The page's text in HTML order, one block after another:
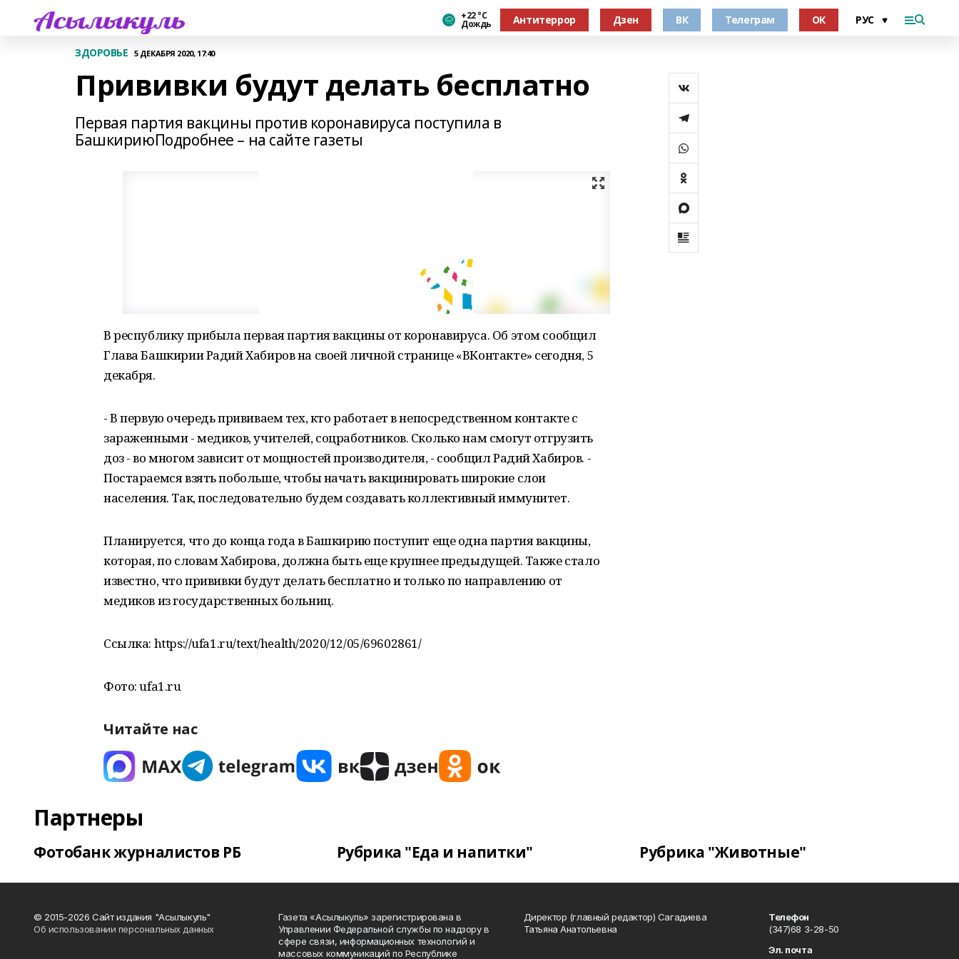
+22 °С
Дождь Антитеррор Дзен ВК Телеграм ОК
ЗДОРОВЬЕ 5 ДЕКАБРЯ 2020, 17:40
Прививки будут делать бесплатно
Первая партия вакцины против коронавируса поступила в
БашкириюПодробнее – на сайте газеты
В республику прибыла первая партия вакцины от коронавируса. Об этом сообщил
Глава Башкирии Радий Хабиров на своей личной странице «ВКонтакте» сегодня, 5
декабря.
- В первую очередь прививаем тех, кто работает в непосредственном контакте с
зараженными - медиков, учителей, соцработников. Сколько нам смогут отгрузить
доз - во многом зависит от мощностей производителя, - сообщил Радий Хабиров. -
Постараемся взять побольше, чтобы начать вакцинировать широкие слои
населения. Так, последовательно будем создавать коллективный иммунитет.
Планируется, что до конца года в Башкирию поступит еще одна партия вакцины,
которая, по словам Хабирова, должна быть еще крупнее предыдущей. Также стало
известно, что прививки будут делать бесплатно и только по направлению от
медиков из государственных больниц.
Ссылка: https://ufa1.ru/text/health/2020/12/05/69602861/
Фото: ufa1.ru
Читайте нас
Партнеры
Фотобанк журналистов РБ Рубрика "Еда и напитки" Рубрика "Животные"
© 2015-2026 Сайт издания "Асылыкуль"
Об использовании персональных данных
Газета «Асылыкуль» зарегистрирована в
Управлении Федеральной службы по надзору в
сфере связи, информационных технологий и
массовых коммуникаций по Республике
Директор (главный редактор) Сагадиева
Татьяна Анатольевна
Телефон
(347)68 3-28-50
Эл. почта